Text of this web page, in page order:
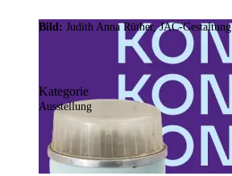
Bild: Judith Anna Rüther, JAC-Gestaltung
Kategorie
Ausstellung